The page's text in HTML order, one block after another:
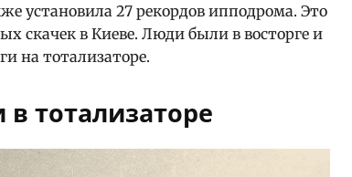
установила 27 рекордов ипподрома. Это
скачек в Киеве. Люди были в восторге и
на тотализаторе.
тотализаторе